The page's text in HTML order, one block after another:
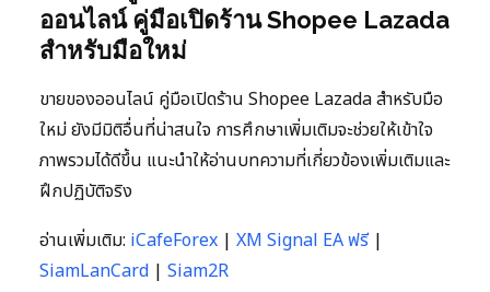
ออนไลน์ คู่มือเปิดร้าน Shopee Lazada
สำหรับมือใหม่
ขายของออนไลน์ คู่มือเปิดร้าน Shopee Lazada สำหรับมือ
ใหม่ ยังมีมิติอื่นที่น่าสนใจ การศึกษาเพิ่มเติมจะช่วยให้เข้าใจ
ภาพรวมได้ดีขึ้น แนะนำให้อ่านบทความที่เกี่ยวข้องเพิ่มเติมและ
ฝึกปฏิบัติจริง
อ่านเพิ่มเติม: iCafeForex | XM Signal EA ฟรี|
SiamLanCard | Siam2R